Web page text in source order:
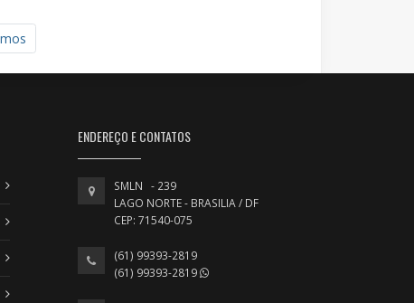
ENDEREÇO E CONTATOS
SMLN - 239
LAGO NORTE - BRASILIA / DF
CEP: 71540-075
(61) 99393-2819
(61) 99393-2819